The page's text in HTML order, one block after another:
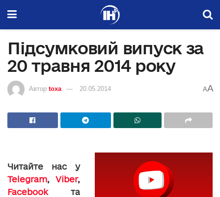
Підсумковий випуск за
20 травня 2014 року
Автор toxa 20.05.2014 AA
Читайте нас у
Telegram, Viber,
Facebookта